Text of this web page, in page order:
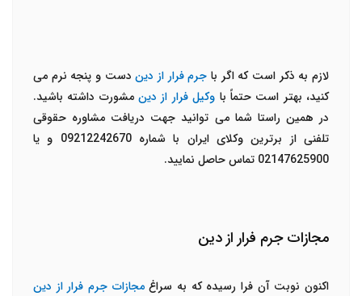
لازم به ذکر است که اگر با جرم فرار از دیندست و پنجه نرم می
کنید، بهتر است حتماً با وکیل فرار از دینمشورت داشته باشید.
در همین راستا شما می توانید جهت دریافت مشاوره حقوقی
تلفنی از برترین وکلای ایران با شماره 09212242670 و یا
02147625900 تماس حاصل نمایید.
مجازات جرم فرار از دین
اکنون نوبت آن فرا رسیده که به سراغمجازات جرم فرار از دین